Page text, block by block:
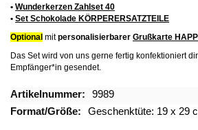
• Wunderkerzen Zahlset 40
• Set Schokolade KÖRPERERSATZTEILE
Optional mitpersonalisierbarer Grußkarte
Das Set wird von uns gerne fertig konfektioniert
Empfänger*in gesendet.
Mehr
Informationen
9989
Geschenktüte: 19 x 29